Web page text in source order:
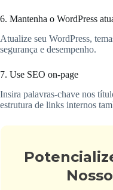
6. Mantenha o WordPress
Atualize seu WordPress,
segurança e desempenho.
7. Use SEO on-page
Insira palavras-chave nos
estrutura de links internos